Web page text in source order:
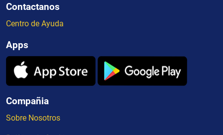
Contactanos
Centro de Ayuda
Apps
Compañia
Sobre Nosotros